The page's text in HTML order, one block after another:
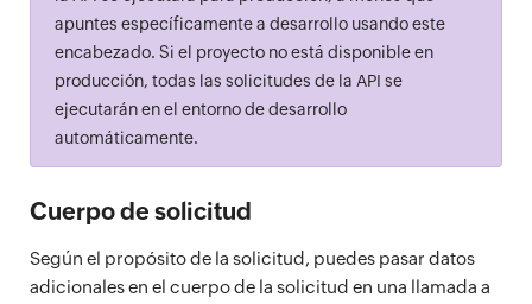
apuntes específicamente a desarrollo usando este
encabezado. Si el proyecto no está disponible en
producción, todas las solicitudes de la API se
ejecutarán en el entorno de desarrollo
automáticamente.
Cuerpo de solicitud
Según el propósito de la solicitud, puedes pasar datos
adicionales en el cuerpo de la solicitud en una llamada a